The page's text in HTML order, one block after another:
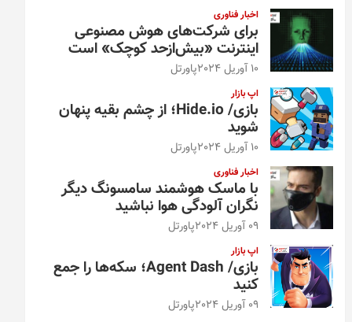
اخبار فناوری
برای شرکت‌های هوش مصنوعی
اینترنت «بیش‌از‌حد کوچک» است
10 آوریل 2024 پاورتل
اپ بازار
بازی/ Hide.io؛ از چشم بقیه پنهان
شوید
10 آوریل 2024 پاورتل
اخبار فناوری
با ماسک هوشمند سامسونگ دیگر
نگران آلودگی هوا نباشید
09 آوریل 2024 پاورتل
اپ بازار
بازی/ Agent Dash؛ سکه‌ها را جمع
کنید
09 آوریل 2024 پاورتل